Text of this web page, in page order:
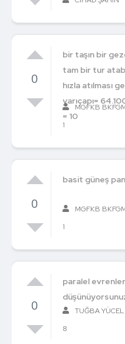
0
bir taşın bir
tam bir tur
hızla atılması
yarıçapı=
= 10
MGFKB
1
0
basit güneş
MGFKB
1
0
paralel
TUĞBA YÜCEL
8